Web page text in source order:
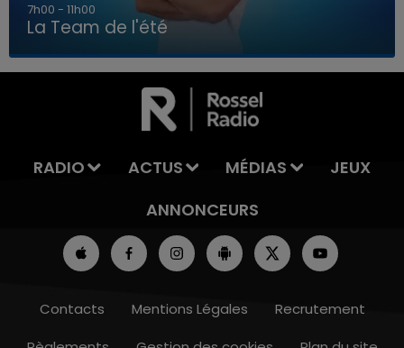
LA TEAM DE L'ÉTÉ
7h00 - 11h00
La Team de l'été
RADIO ACTUS MÉDIAS
JEUX
ANNONCEURS
Contacts Mentions Légales
Recrutement